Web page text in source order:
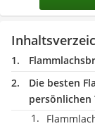
Die besten
persönlichen